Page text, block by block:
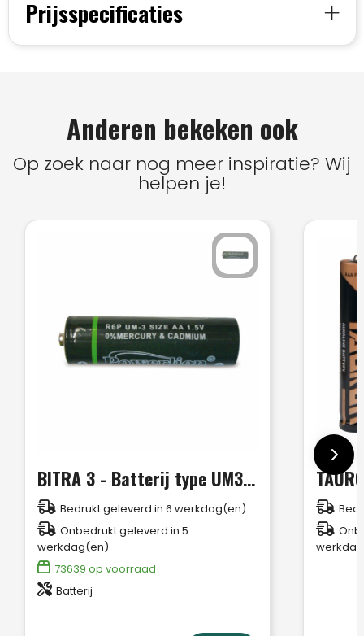
Prijsspecificaties
Anderen bekeken ook
Op zoek naar nog meer inspiratie? Wij
helpen je!
BITRA 3 - Batterij type UM3 (AA)
Bedrukt geleverd in 6 werkdag(en)
Onbedrukt geleverd in 5
werkdag(en)
73639 op voorraad
Batterij